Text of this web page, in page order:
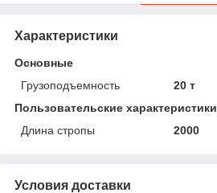
Характеристики
Основные
Грузоподъемность
20 т
Пользовательские характеристики
Длина стропы
2000
Условия доставки